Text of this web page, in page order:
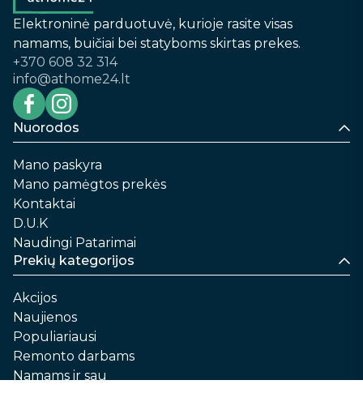
Elektroninė parduotuvė, kurioje rasite visas
namams, buičiai bei statyboms skirtas prekes.
+370 608 32 314
info@athome24.lt
Nuorodos
Mano paskyra
Mano pamėgtos prekės
Kontaktai
D.U.K
Naudingi Patarimai
Prekių kategorijos
Akcijos
Naujienos
Populiariausi
Remonto darbams
Namams ir sau